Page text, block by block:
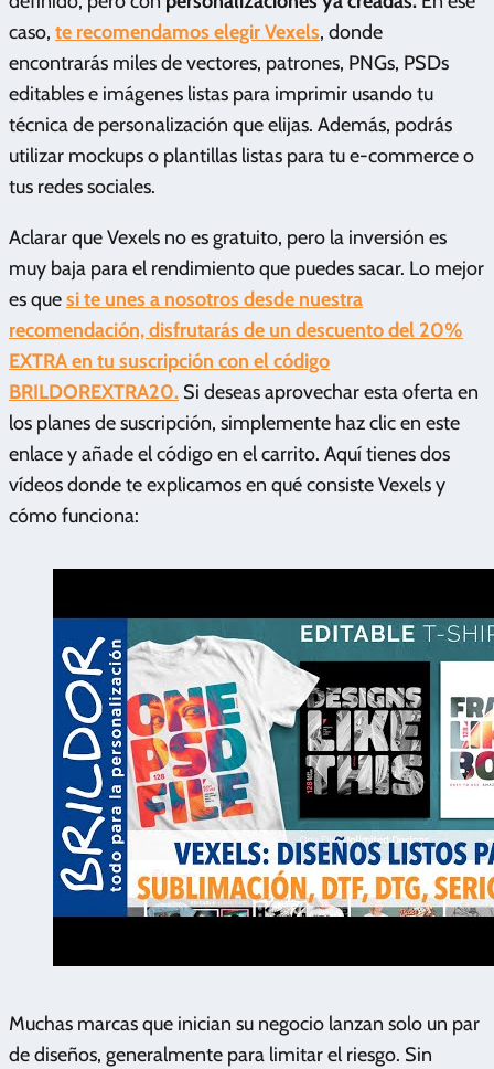
caso, te recomendamos elegir Vexels, donde
encontrarás miles de vectores, patrones, PNGs, PSDs
editables e imágenes listas para imprimir usando tu
técnica de personalización que elijas. Además, podrás
utilizar mockups o plantillas listas para tu e-commerce o
tus redes sociales.
Aclarar que Vexels no es gratuito, pero la inversión es
muy baja para el rendimiento que puedes sacar. Lo mejor
es quesi te unes a nosotros desde nuestra
recomendación, disfrutarás de un descuento del 20%
EXTRA en tu suscripción con el código
BRILDOREXTRA20. Si deseas aprovechar esta oferta en
los planes de suscripción, simplemente haz clic en este
enlace y añade el código en el carrito. Aquí tienes dos
vídeos donde te explicamos en qué consiste Vexels y
cómo funciona:
Muchas marcas que inician su negocio lanzan solo un par
de diseños, generalmente para limitar el riesgo. Sin